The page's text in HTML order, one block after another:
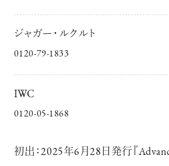
ジャガー・ルクルト
0120-79-1833
IWC
0120-05-1868
初出：2025年6月28日発行『